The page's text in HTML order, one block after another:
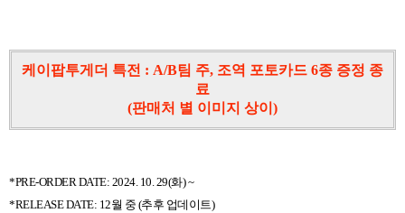
케이팝투게더 특전 : A/B팀 주, 조역 포토카드 6종 증정 종
료
(판매처 별 이미지 상이)
*PRE-ORDER DATE: 2024. 10. 29(화) ~
*RELEASE DATE: 12월 중 (추후 업데이트)